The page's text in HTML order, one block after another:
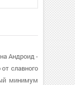
Андроид -
славного
минимум